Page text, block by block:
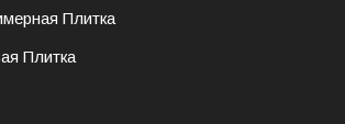
Плитка
Плитка